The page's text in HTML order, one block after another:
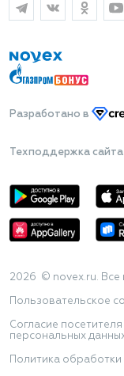
Разработано в
Техподдержка сайта
2026 © novex.ru. Все
Пользовательское
Согласие
персональных
Политика